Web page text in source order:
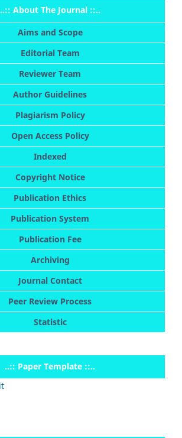
..:: About The Journal ::..
Aims and Scope
Editorial Team
Reviewer Team
Author Guidelines
Plagiarism Policy
Open Access Policy
Indexed
Copyright Notice
Publication Ethics
Publication System
Publication Fee
Archiving
Journal Contact
Peer Review Process
Statistic
..:: Paper Template ::..